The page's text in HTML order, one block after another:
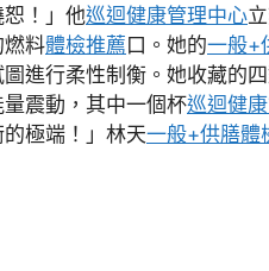
！」他巡迴健康管理中心
燃料體檢推薦 口。她的一般+
進行柔性制衡。她收藏的
量震動，其中一個杯巡迴健
極端！」林天一般+供膳體